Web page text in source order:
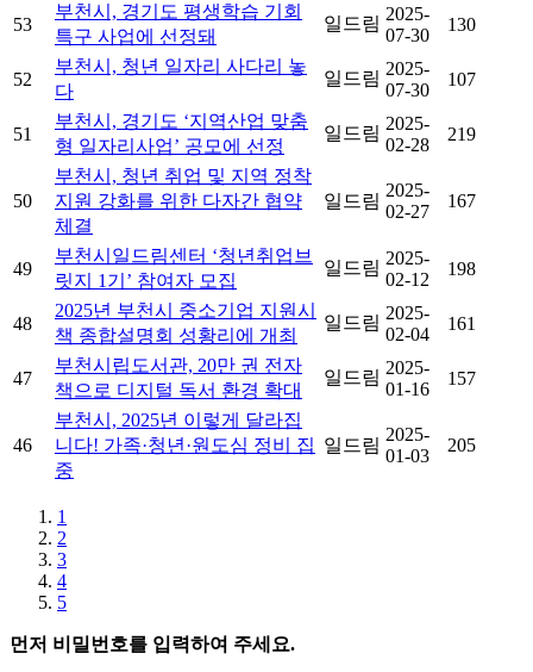
53
부천시, 경기도 평생학습 기회
특구 사업에 선정돼
일드림 2025-
07-30
130
52
부천시, 청년 일자리 사다리 놓
다
일드림 2025-
07-30
107
51
부천시, 경기도 ‘지역산업 맞춤
형 일자리사업’ 공모에 선정
일드림 2025-
02-28
219
50
부천시, 청년 취업 및 지역 정착
지원 강화를 위한 다자간 협약
체결
일드림
2025-
02-27
167
49
부천시일드림센터 ‘청년취업브
릿지 1기’ 참여자 모집
일드림 2025-
02-12
198
48
2025년 부천시 중소기업 지원시
책 종합설명회 성황리에 개최
일드림 2025-
02-04
161
47
부천시립도서관, 20만 권 전자
책으로 디지털 독서 환경 확대
일드림 2025-
01-16
157
46
부천시, 2025년 이렇게 달라집
니다! 가족·청년·원도심 정비 집
중
일드림
2025-
01-03
205
1
2
3
4
5
먼저 비밀번호를 입력하여 주세요.